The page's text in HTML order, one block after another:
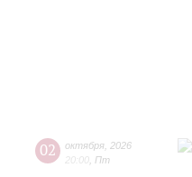
02 октября 2026
20:00 Пт